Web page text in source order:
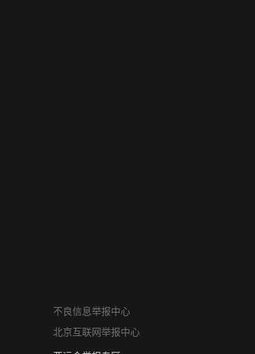
不良信息举报中心
北京互联网举报中心
算法推荐专项举报